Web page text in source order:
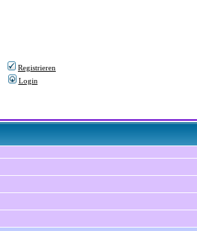
Registrieren
Login